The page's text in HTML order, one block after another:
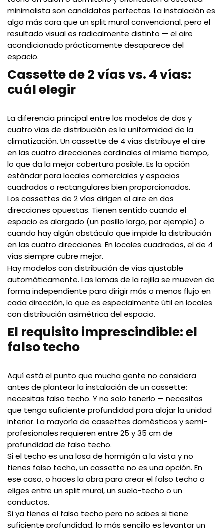
minimalista son candidatas perfectas. La instalación es
algo más cara que un split mural convencional, pero el
resultado visual es radicalmente distinto — el aire
acondicionado prácticamente desaparece del
espacio.
Cassette de 2 vías vs. 4 vías:
cuál elegir
La diferencia principal entre los modelos de dos y
cuatro vías de distribución es la uniformidad de la
climatización. Un cassette de 4 vías distribuye el aire
en las cuatro direcciones cardinales al mismo tiempo,
lo que da la mejor cobertura posible. Es la opción
estándar para locales comerciales y espacios
cuadrados o rectangulares bien proporcionados.
Los cassettes de 2 vías dirigen el aire en dos
direcciones opuestas. Tienen sentido cuando el
espacio es alargado (un pasillo largo, por ejemplo) o
cuando hay algún obstáculo que impide la distribución
en las cuatro direcciones. En locales cuadrados, el de 4
vías siempre cubre mejor.
Hay modelos con distribución de vías ajustable
automáticamente. Las lamas de la rejilla se mueven de
forma independiente para dirigir más o menos flujo en
cada dirección, lo que es especialmente útil en locales
con distribución asimétrica del espacio.
El requisito imprescindible: el
falso techo
Aquí está el punto que mucha gente no considera
antes de plantear la instalación de un cassette:
necesitas falso techo. Y no solo tenerlo — necesitas
que tenga suficiente profundidad para alojar la unidad
interior. La mayoría de cassettes domésticos y semi-
profesionales requieren entre 25 y 35 cm de
profundidad de falso techo.
Si el techo es una losa de hormigón a la vista y no
tienes falso techo, un cassette no es una opción. En
ese caso, o haces la obra para crear el falso techo o
eliges entre un split mural, un suelo-techo o un
conductos.
Si ya tienes el falso techo pero no sabes si tiene
suficiente profundidad, lo más sencillo es levantar un